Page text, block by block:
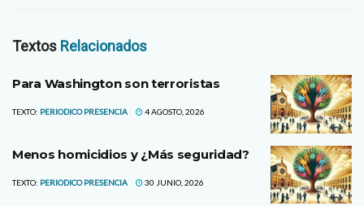
Textos Relacionados
Para Washington son terroristas
TEXTO: PERIODICO PRESENCIA 4 AGOSTO, 2026
Menos homicidios y ¿Más seguridad?
TEXTO: PERIODICO PRESENCIA 30 JUNIO, 2026